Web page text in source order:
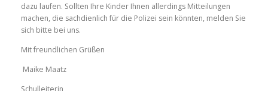
dazu laufen. Sollten Ihre Kinder Ihnen allerdings Mitteilungen
machen, die sachdienlich für die Polizei sein könnten, melden Sie
sich bitte bei uns.
Mit freundlichen Grüßen
Maike Maatz